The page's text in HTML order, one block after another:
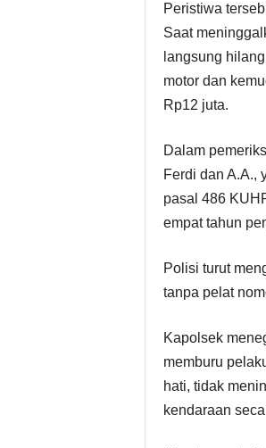
Peristiwa
Saat
langsung
motor dan
Rp12 juta.
Dalam
Ferdi dan A.A.,
pasal 486
empat tahun
Polisi turut
tanpa pelat
Kapolsek
memburu
hati, tidak
kendaraan